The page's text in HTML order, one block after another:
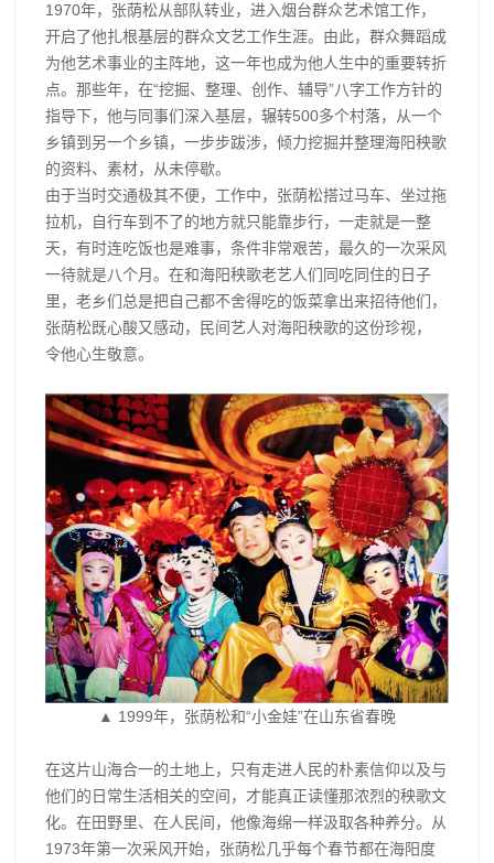
1970年，张荫松从部队转业，进入烟台群众艺术馆工作，
开启了他扎根基层的群众文艺工作生涯。由此，群众舞蹈成
为他艺术事业的主阵地，这一年也成为他人生中的重要转折
点。那些年，在“挖掘、整理、创作、辅导”八字工作方针的
指导下，他与同事们深入基层，辗转500多个村落，从一个
乡镇到另一个乡镇，一步步跋涉，倾力挖掘并整理海阳秧歌
的资料、素材，从未停歇。
由于当时交通极其不便，工作中，张荫松搭过马车、坐过拖
拉机，自行车到不了的地方就只能靠步行，一走就是一整
天，有时连吃饭也是难事，条件非常艰苦，最久的一次采风
一待就是八个月。在和海阳秧歌老艺人们同吃同住的日子
里，老乡们总是把自己都不舍得吃的饭菜拿出来招待他们，
张荫松既心酸又感动，民间艺人对海阳秧歌的这份珍视，
令他心生敬意。
▲ 1999年，张荫松和“小金娃”在山东省春晚
在这片山海合一的土地上，只有走进人民的朴素信仰以及与
他们的日常生活相关的空间，才能真正读懂那浓烈的秧歌文
化。在田野里、在人民间，他像海绵一样汲取各种养分。从
1973年第一次采风开始，张荫松几乎每个春节都在海阳度